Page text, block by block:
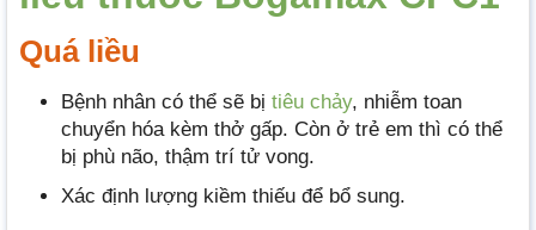
Quá liều
Bệnh nhân có thể sẽ bị tiêu chảy, nhiễm toan
chuyển hóa kèm thở gấp. Còn ở trẻ em thì có thể
bị phù não, thậm trí tử vong.
Xác định lượng kiềm thiếu để bổ sung.